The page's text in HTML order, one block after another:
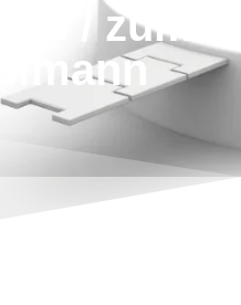
/ zum